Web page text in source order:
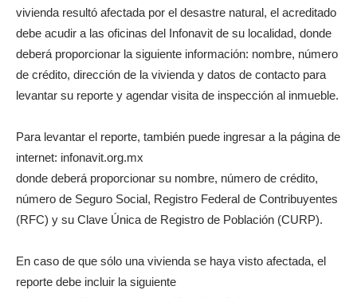
vivienda resultó afectada por el desastre natural, el acreditado
debe acudir a las oficinas del Infonavit de su localidad, donde
deberá proporcionar la siguiente información: nombre, número
de crédito, dirección de la vivienda y datos de contacto para
levantar su reporte y agendar visita de inspección al inmueble.
Para levantar el reporte, también puede ingresar a la página de
internet: infonavit.org.mx
donde deberá proporcionar su nombre, número de crédito,
número de Seguro Social, Registro Federal de Contribuyentes
(RFC) y su Clave Única de Registro de Población (CURP).
En caso de que sólo una vivienda se haya visto afectada, el
reporte debe incluir la siguiente